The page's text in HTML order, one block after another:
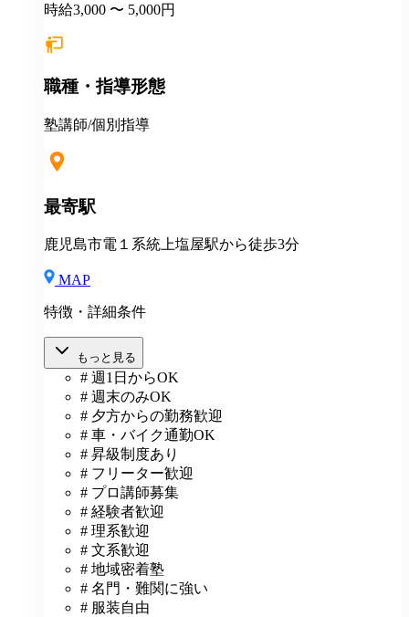
時給3,000 〜 5,000円
職種・指導形態
塾講師/個別指導
最寄駅
鹿児島市電１系統上塩屋駅から徒歩3分
MAP
特徴・詳細条件
もっと見る
# 週1日からOK
# 週末のみOK
# 夕方からの勤務歓迎
# 車・バイク通勤OK
# 昇級制度あり
# フリーター歓迎
# プロ講師募集
# 経験者歓迎
# 理系歓迎
# 文系歓迎
# 地域密着塾
# 名門・難関に強い
# 服装自由